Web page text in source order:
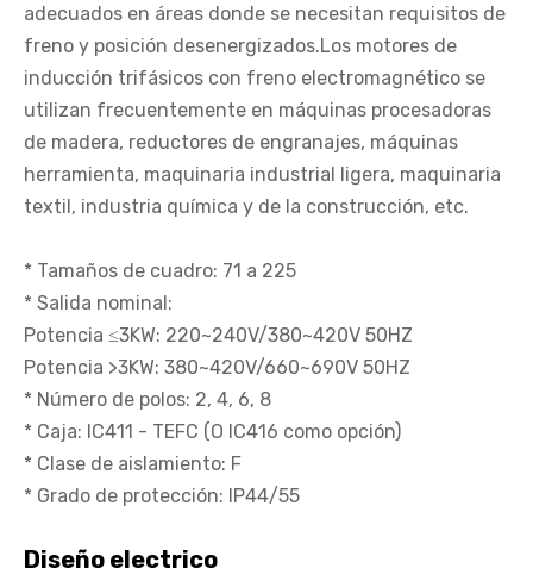
adecuados en áreas donde se necesitan requisitos de
freno y posición desenergizados.Los motores de
inducción trifásicos con freno electromagnético se
utilizan frecuentemente en máquinas procesadoras
de madera, reductores de engranajes, máquinas
herramienta, maquinaria industrial ligera, maquinaria
textil, industria química y de la construcción, etc.
* Tamaños de cuadro: 71 a 225
* Salida nominal:
Potencia ≤3KW: 220~240V/380~420V 50HZ
Potencia >3KW: 380~420V/660~690V 50HZ
* Número de polos: 2, 4, 6, 8
* Caja: IC411 - TEFC (O IC416 como opción)
* Clase de aislamiento: F
* Grado de protección: IP44/55
Diseño electrico